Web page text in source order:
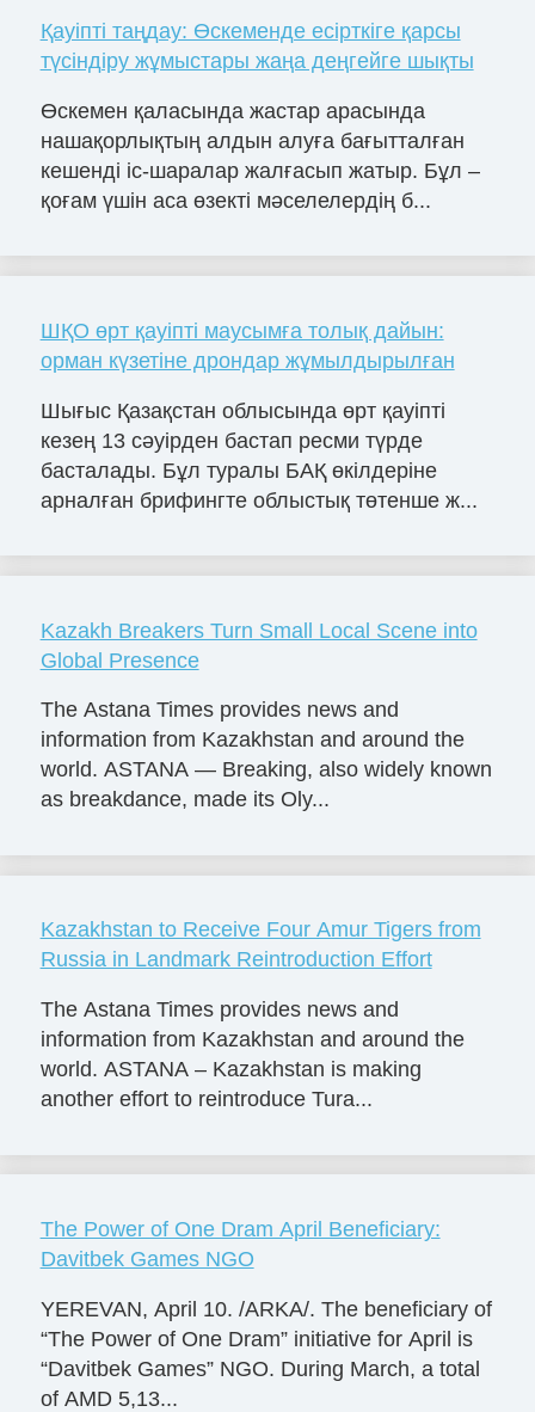
Қауіпті таңдау: Өскеменде есірткіге қарсы
түсіндіру жұмыстары жаңа деңгейге шықты
Өскемен қаласында жастар арасында
нашақорлықтың алдын алуға бағытталған
кешенді іс-шаралар жалғасып жатыр. Бұл –
қоғам үшін аса өзекті мәселелердің б...
ШҚО өрт қауіпті маусымға толық дайын:
орман күзетіне дрондар жұмылдырылған
Шығыс Қазақстан облысында өрт қауіпті
кезең 13 сәуірден бастап ресми түрде
басталады. Бұл туралы БАҚ өкілдеріне
арналған брифингте облыстық төтенше ж...
Kazakh Breakers Turn Small Local Scene into
Global Presence
The Astana Times provides news and
information from Kazakhstan and around the
world. ASTANA — Breaking, also widely known
as breakdance, made its Oly...
Kazakhstan to Receive Four Amur Tigers from
Russia in Landmark Reintroduction Effort
The Astana Times provides news and
information from Kazakhstan and around the
world. ASTANA – Kazakhstan is making
another effort to reintroduce Tura...
The Power of One Dram April Beneficiary:
Davitbek Games NGO
YEREVAN, April 10. /ARKA/. The beneficiary of
“The Power of One Dram” initiative for April is
“Davitbek Games” NGO. During March, a total
of AMD 5,13...